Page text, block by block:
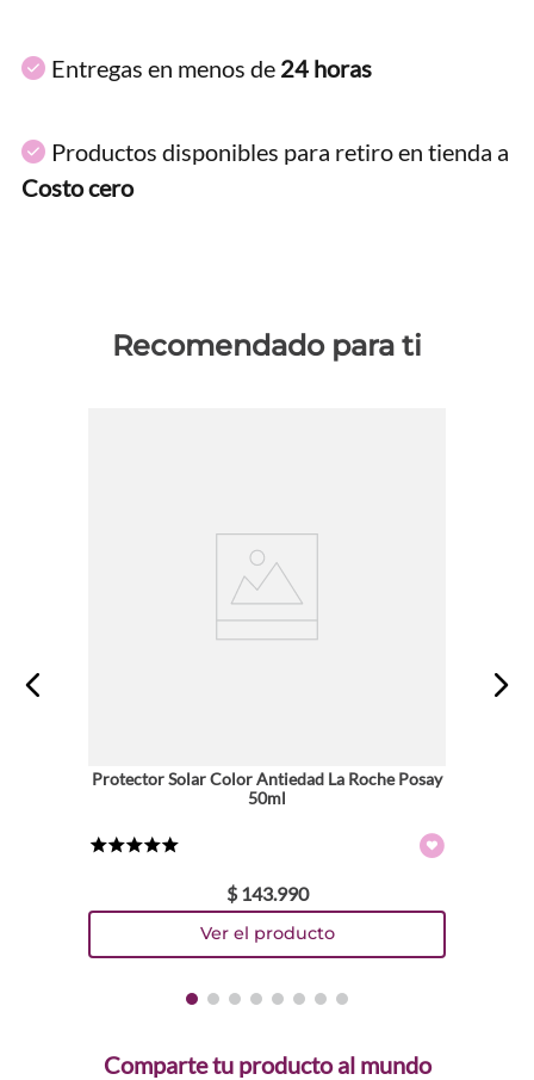
Entregas en menos de 24 horas
Productos disponibles para retiro en tienda a
Costo cero
Recomendado para ti
Protector Solar Color Antiedad La Roche Posay
50ml
$ 143.990
Comparte